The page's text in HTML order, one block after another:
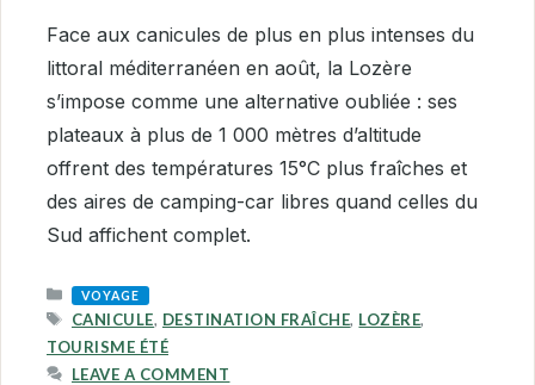
Face aux canicules de plus en plus intenses du
littoral méditerranéen en août, la Lozère
s’impose comme une alternative oubliée : ses
plateaux à plus de 1 000 mètres d’altitude
offrent des températures 15°C plus fraîches et
des aires de camping-car libres quand celles du
Sud affichent complet.
CATEGORIES
VOYAGE
TAGS
CANICULE, DESTINATION FRAÎCHE, LOZÈRE,
TOURISME ÉTÉ
LEAVE A COMMENT